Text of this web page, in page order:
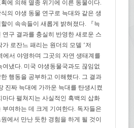
에 의해 멸종 위기에 이른 동물이다.
의 야생 동물 연구로 늑대와 같은 생
이 속속들이 새롭게 밝혀졌다. 『늑
구 결과를 충실히 반영한 새로운 스
로잔느 패리는 원더의 모델 ‘저
에서 야영하며 그곳의 자연 생태계를
여냈다. 미국 야생동물국과도 끊임없
행동을 공부하고 이해했다. 그 결과
진짜 늑대에 가까운 늑대를 탄생시켰
마다 펼쳐지는 사실적인 흑백의 삽화
부여하는 데 크게 기여한다. 독자들은
에서 만난 듯한 경험을 하게 될 것이